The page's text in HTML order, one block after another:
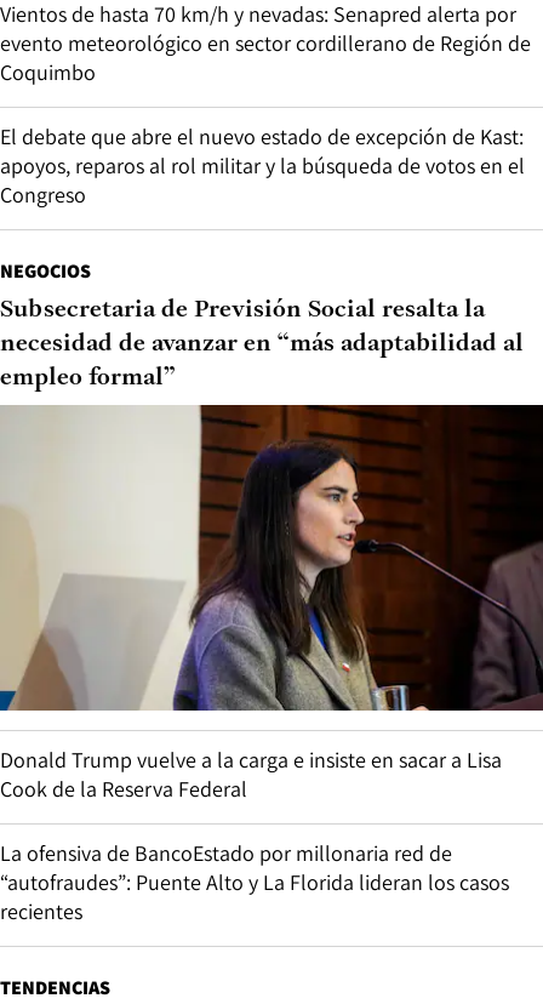
Vientos de hasta 70 km/h y nevadas: Senapred alerta por
evento meteorológico en sector cordillerano de Región de
Coquimbo
El debate que abre el nuevo estado de excepción de Kast:
apoyos, reparos al rol militar y la búsqueda de votos en el
Congreso
NEGOCIOS
Subsecretaria de Previsión Social resalta la
necesidad de avanzar en “más adaptabilidad al
empleo formal”
Donald Trump vuelve a la carga e insiste en sacar a Lisa
Cook de la Reserva Federal
La ofensiva de BancoEstado por millonaria red de
“autofraudes”: Puente Alto y La Florida lideran los casos
recientes
TENDENCIAS